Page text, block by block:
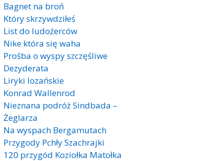
Bagnet na broń
Który skrzywdziłeś
List do ludożerców
Nike która się waha
Prośba o wyspy szczęśliwe
Dezyderata
Liryki lozańskie
Konrad Wallenrod
Nieznana podróż Sindbada –
Żeglarza
Na wyspach Bergamutach
Przygody Pchły Szachrajki
120 przygód Koziołka Matołka